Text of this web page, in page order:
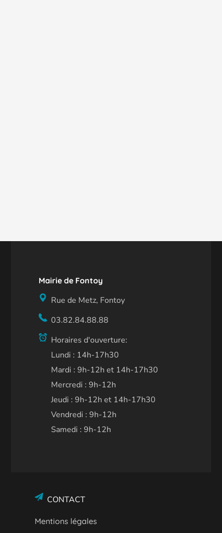
Mairie de Fontoy
Rue de Metz, Fontoy
03.82.84.88.88
Horaires d'ouverture:
Lundi : 14h-17h30
Mardi : 9h-12h et 14h-17h30
Mercredi : 9h-12h
Jeudi : 9h-12h et 14h-17h30
Vendredi : 9h-12h
Samedi : 9h-12h
CONTACT
Mentions légales